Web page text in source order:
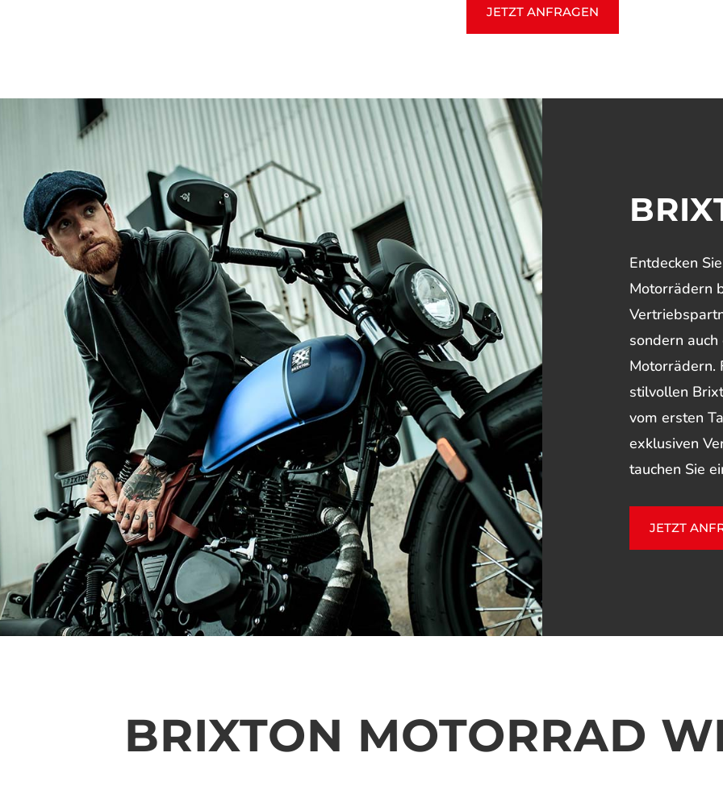
JETZT ANFRAGEN
Entdecken
Motorrädern
sondern
Motorrädern.
stilvollen
vom ersten
exklusiven
tauchen Sie
JETZT
BRIXTON MOTORRAD